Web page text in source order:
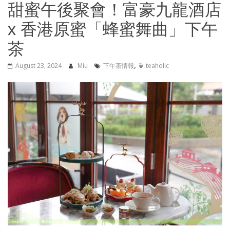
甜蜜午後聚會！富豪九龍酒店
x 香港原蜜「蜂蜜舞曲」下午
茶
August 23, 2024 Miu 下午茶情報, 🍵 teaholic